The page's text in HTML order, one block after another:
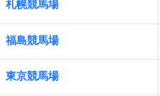
札幌競馬場
福島競馬場
東京競馬場